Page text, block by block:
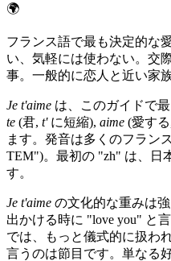
🌍
フランス語で最も決定的な
い、気軽には使わない。交
事。一般的に恋人と近い家
Je t'aime は、このガイドで
te (君, t'に短縮), aime (愛す
ます。発音は多くのフラン
TEM")。最初の "zh" は、日
す。
Je t'aime の文化的な重みは
出かける時に "love you" と
では、もっと儀式的に扱わ
言うのは節目です。単なる